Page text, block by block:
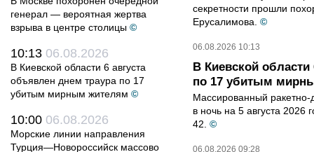
генерал — вероятная жертва
взрыва в центре столицы ©
10:13 06.08.2026
В Киевской области 6 августа
объявлен днем траура по 17
убитым мирным жителям ©
10:00 06.08.2026
Морские линии направления
Турция—Новороссийск массово
секретности прошли
Ерусалимова. ©
06.08.2026 10:13
В Киевской
по 17 убитым
Массированный ракетно-
в ночь на 5 августа 2026
42. ©
06.08.2026 09:28